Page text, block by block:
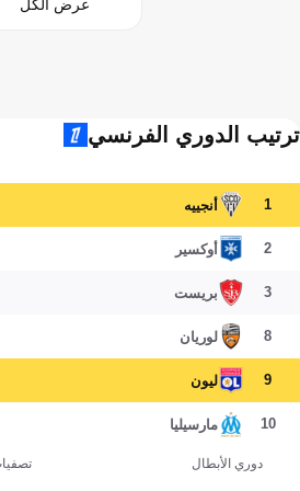
عرض الكل
ترتيب الدوري الفرنسي
1 أنجييه
2 أوكسير
3 بريست
8 لوريان
9 ليون
10 مارسيليا
دوري الأبطال